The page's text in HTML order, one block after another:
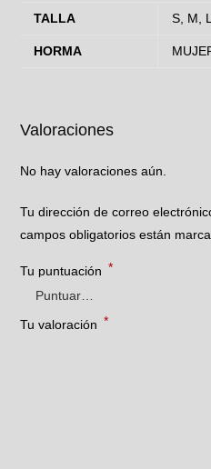
TALLA S, M,
HORMA
Valoraciones
No hay valoraciones aún.
Tu dirección de correo
campos obligatorios están
Tu puntuación *
Tu valoración *